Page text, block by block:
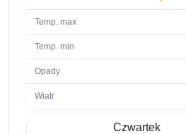
Czwartek